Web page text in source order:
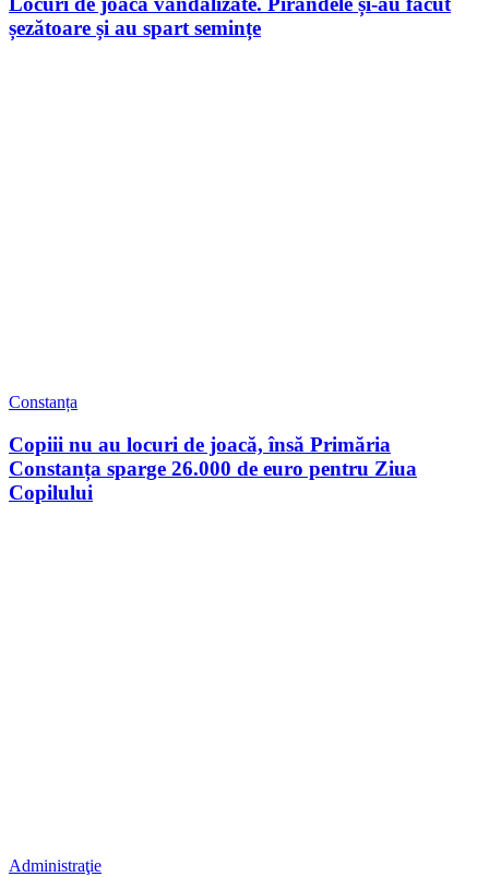
șezătoare și au spart semințe
Constanța
Copiii nu au locuri de joacă, însă Primăria
Constanța sparge 26.000 de euro pentru Ziua
Copilului
Administraţie